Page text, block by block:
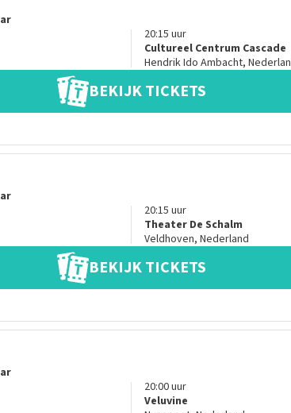
20:15 uur
Cultureel Centrum Cascade
Hendrik Ido Ambacht,
BEKIJK TICKETS
20:15 uur
Theater De Schalm
Veldhoven, Nederland
BEKIJK TICKETS
20:00uur
Veluvine